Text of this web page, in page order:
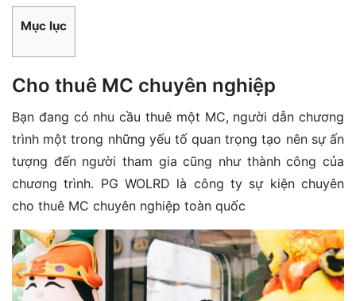
Mục lục
Cho thuê MC chuyên nghiệp
Bạn đang có nhu cầu thuê một MC, người dẫn chương
trình một trong những yếu tố quan trọng tạo nên sự ấn
tượng đến người tham gia cũng như thành công của
chương trình. PG WOLRD là công ty sự kiện chuyên
cho thuê MC chuyên nghiệp toàn quốc